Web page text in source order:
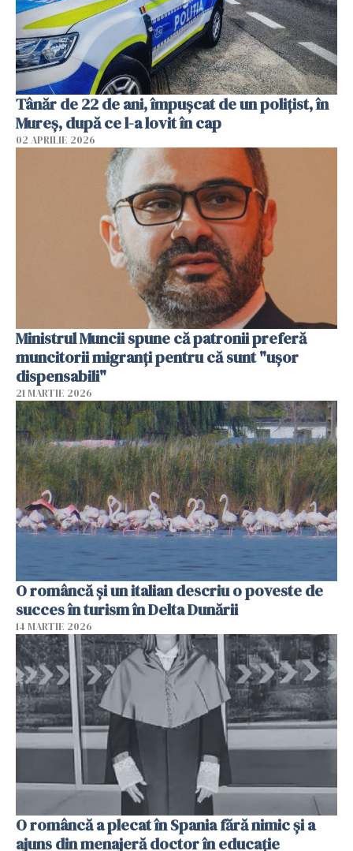
Tânăr de 22 de ani, împușcat de un polițist, în
Mureș, după ce l-a lovit în cap
02 APRILIE 2026
Ministrul Muncii spune că patronii preferă
muncitorii migranți pentru că sunt "uşor
dispensabili"
21 MARTIE 2026
O româncă și un italian descriu o poveste de
succes în turism în Delta Dunării
14 MARTIE 2026
O româncă a plecat în Spania fără nimic și a
ajuns din menajeră doctor în educație